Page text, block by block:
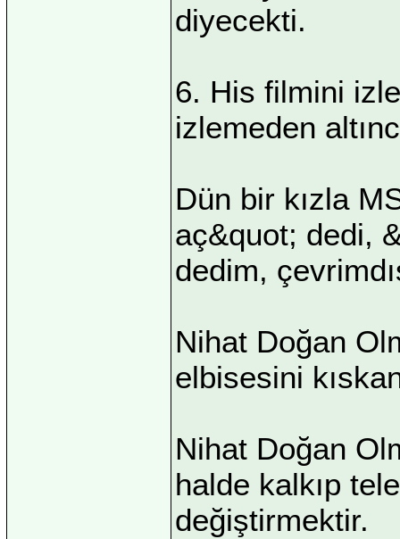
diyecekti.
6. His filmini
izlemeden
Dün bir kızla
aç&quot; dedi,
dedim,
Nihat Doğan
elbisesini
Nihat Doğan
halde kalkıp
değiştirmektir.